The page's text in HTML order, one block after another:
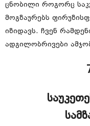
ცნობილი როგორც
მოგზაურებს
იზიდავს. ჩვენ
ადგილობრივები